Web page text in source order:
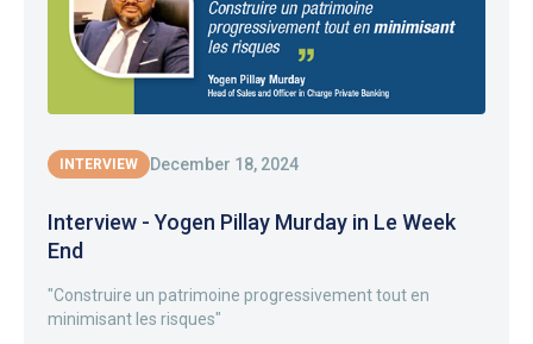
INTERVIEW December 18, 2024
Interview - Yogen Pillay Murday in Le Week
End
"Construire un patrimoine progressivement tout en
minimisant les risques"